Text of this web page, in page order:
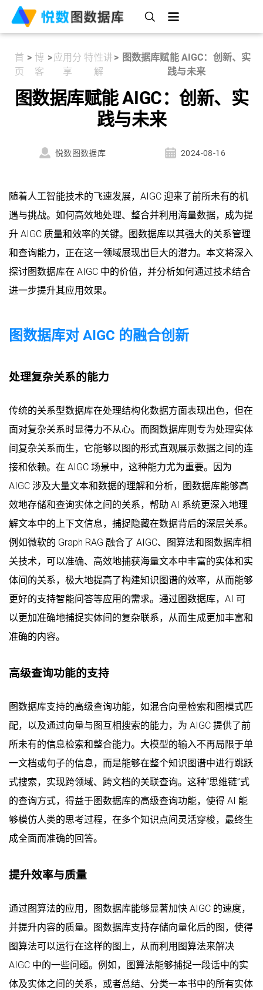
首
页
> 博
客
>应用分
享
特性讲
解
> 图数据库赋能 AIGC：创新、实
践与未来
图数据库赋能 AIGC：创新、实
践与未来
悦数图数据库 2024-08-16
随着人工智能技术的飞速发展，AIGC 迎来了前所未有的机
遇与挑战。如何高效地处理、整合并利用海量数据，成为提
升 AIGC 质量和效率的关键。图数据库以其强大的关系管理
和查询能力，正在这一领域展现出巨大的潜力。本文将深入
探讨图数据库在 AIGC 中的价值，并分析如何通过技术结合
进一步提升其应用效果。
图数据库对 AIGC 的融合创新
处理复杂关系的能力
传统的关系型数据库在处理结构化数据方面表现出色，但在
面对复杂关系时显得力不从心。而图数据库则专为处理实体
间复杂关系而生，它能够以图的形式直观展示数据之间的连
接和依赖。在 AIGC 场景中，这种能力尤为重要。因为
AIGC 涉及大量文本和数据的理解和分析，图数据库能够高
效地存储和查询实体之间的关系，帮助 AI 系统更深入地理
解文本中的上下文信息，捕捉隐藏在数据背后的深层关系。
例如微软的 Graph RAG 融合了 AIGC、图算法和图数据库相
关技术，可以准确、高效地捕获海量文本中丰富的实体和实
体间的关系，极大地提高了构建知识图谱的效率，从而能够
更好的支持智能问答等应用的需求。通过图数据库，AI 可
以更加准确地捕捉实体间的复杂联系，从而生成更加丰富和
准确的内容。
高级查询功能的支持
图数据库支持的高级查询功能，如混合向量检索和图模式匹
配，以及通过向量与图互相搜索的能力，为 AIGC 提供了前
所未有的信息检索和整合能力。大模型的输入不再局限于单
一文档或句子的信息，而是能够在整个知识图谱中进行跳跃
式搜索，实现跨领域、跨文档的关联查询。这种“思维链”式
的查询方式，得益于图数据库的高级查询功能，使得 AI 能
够模仿人类的思考过程，在多个知识点间灵活穿梭，最终生
成全面而准确的回答。
提升效率与质量
通过图算法的应用，图数据库能够显著加快 AIGC 的速度，
并提升内容的质量。图数据库支持存储向量化后的图，使得
图算法可以运行在这样的图上，从而利用图算法来解决
AIGC 中的一些问题。例如，图算法能够捕捉一段话中的实
体及实体之间的关系，或者总结、分类一本书中的所有实体